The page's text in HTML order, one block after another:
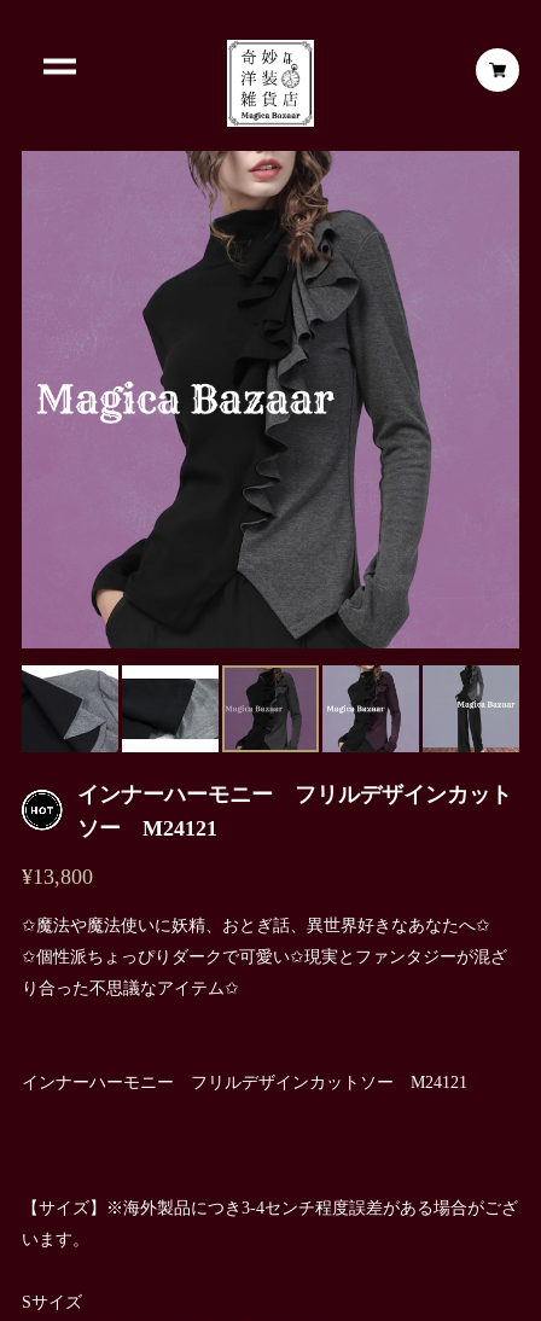
インナーハーモニー フリルデザインカット
ソー M24121
¥13,800
✩魔法や魔法使いに妖精、おとぎ話、異世界好きなあなたへ✩
✩個性派ちょっぴりダークで可愛い✩現実とファンタジーが混ざ
り合った不思議なアイテム✩
インナーハーモニー フリルデザインカットソー M24121
【サイズ】※海外製品につき3-4センチ程度誤差がある場合がござ
います。
Sサイズ